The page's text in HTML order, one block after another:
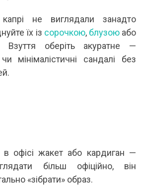
не виглядали занадто
їх із сорочкою, блузоюабо
Взуття оберіть акуратне —
мінімалістичні сандалі без
офісі жакет або кардиган —
більш офіційно, він
«зібрати» образ.